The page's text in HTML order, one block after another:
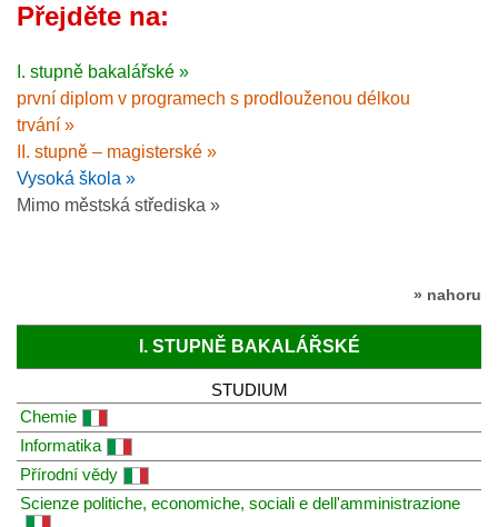
Přejděte na:
I. stupně bakalářské »
první diplom v programech s prodlouženou délkou
trvání »
II. stupně – magisterské »
Vysoká škola »
Mimo městská střediska »
» nahoru
I. STUPNĚ BAKALÁŘSKÉ
STUDIUM
Chemie
Informatika
Přírodní vědy
Scienze politiche, economiche, sociali e dell'amministrazione